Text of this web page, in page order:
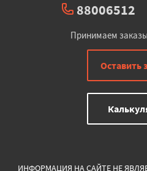
88006512
Принимаем заказы
Оставить
ИНФОРМАЦИЯ НА САЙТЕ НЕ